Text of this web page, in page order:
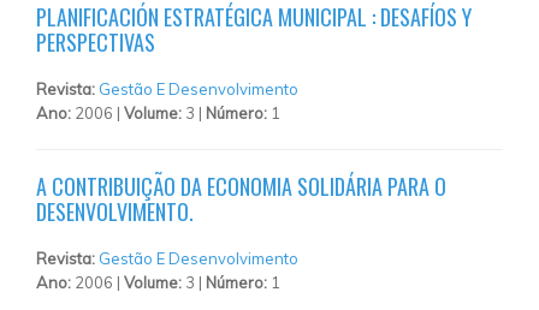
PLANIFICACIÓN ESTRATÉGICA MUNICIPAL : DESAFÍOS Y
PERSPECTIVAS
Revista: Gestão E Desenvolvimento
Ano: 2006 | Volume: 3 | Número: 1
A CONTRIBUIÇÃO DA ECONOMIA SOLIDÁRIA PARA O
DESENVOLVIMENTO.
Revista: Gestão E Desenvolvimento
Ano: 2006 | Volume: 3 | Número: 1